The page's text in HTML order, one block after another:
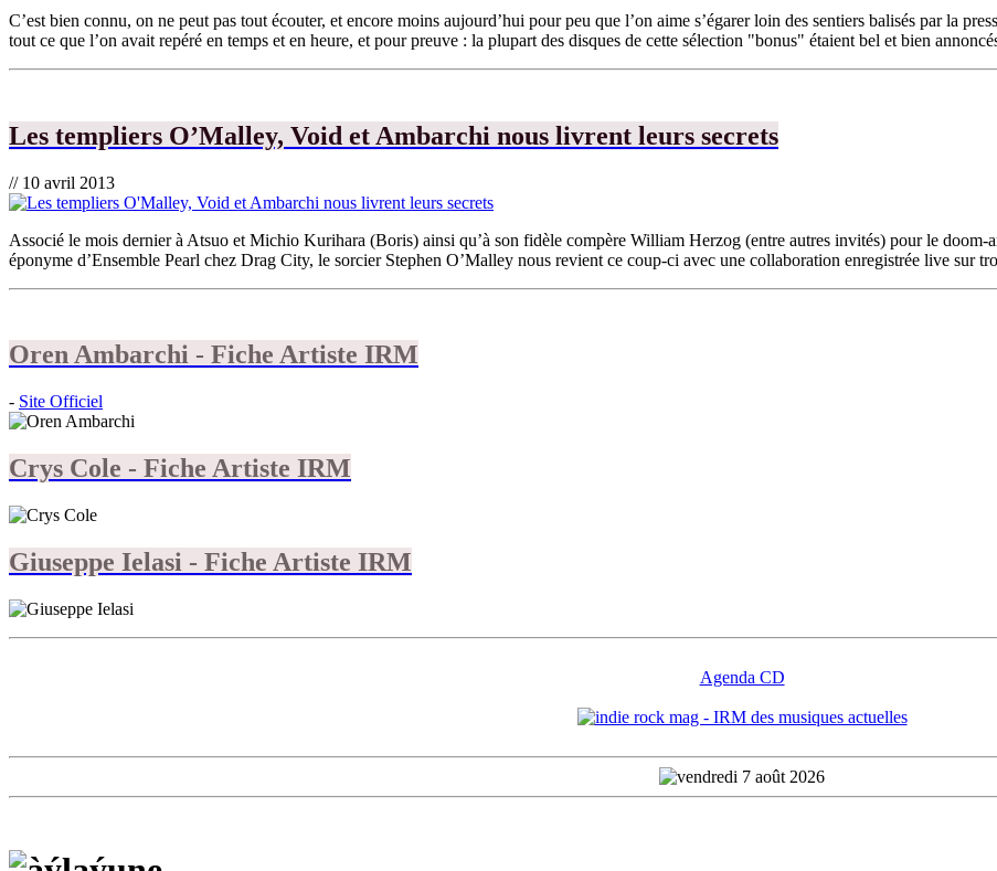
C’est bien connu, on ne peut pas tout écouter, et encore moins aujourd’hui pour peu que l’on aime s’égarer loin des sentiers balisés par la
tout ce que l’on avait repéré en temps et en heure, et pour preuve : la plupart des disques de cette sélection "bonus" étaient bel et bien
Les templiers O’Malley, Void et Ambarchi nous livrent leurs secrets
// 10 avril 2013
Associé le mois dernier à Atsuo et Michio Kurihara (Boris) ainsi qu’à son fidèle compère William Herzog (entre autres invités) pour le
éponyme d’Ensemble Pearl chez Drag City, le sorcier Stephen O’Malley nous revient ce coup-ci avec une collaboration enregistrée live sur
Oren Ambarchi - Fiche Artiste IRM
- Site Officiel
Crys Cole - Fiche Artiste IRM
Giuseppe Ielasi - Fiche Artiste IRM
Agenda CD